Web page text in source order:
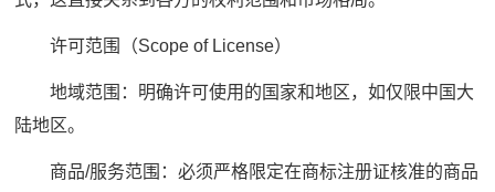
许可范围（Scope of License）
地域范围：明确许可使用的国家和地区，如仅限中国大
陆地区。
商品/服务范围：必须严格限定在商标注册证核准的商品